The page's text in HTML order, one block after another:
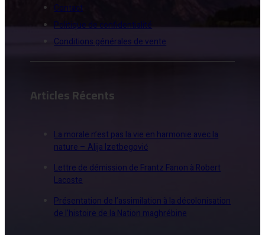
Contact
Politique de confidentialité
Conditions générales de vente
Articles Récents
La morale n’est pas la vie en harmonie avec la
nature – Alija Izetbegović
Lettre de démission de Frantz Fanon à Robert
Lacoste
Présentation de l’assimilation à la décolonisation
de l’histoire de la Nation maghrébine